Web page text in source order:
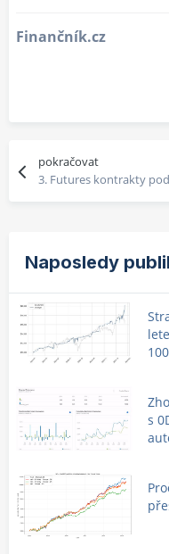
Finančník.cz
pokračovat
3. Futures kontrakty
Naposledy
s